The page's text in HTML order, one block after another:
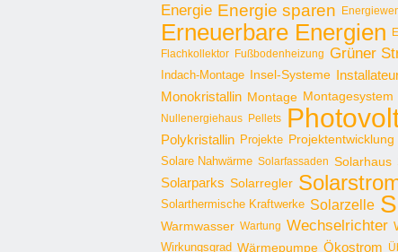
Energie Energie sparen
Erneuerbare Energien
Flachkollektor Fußbodenheizung Grüner
Indach-Montage
Insel-Systeme
Monokristallin Montage Montagesystem
Nullenergiehaus Pellets
Polykristallin Projekte Projektentwicklung
Solare Nahwärme Solarfassaden Solarhaus
Solarparks Solarregler
Solarthermische Kraftwerke Solarzelle
Warmwasser Wartung Wechselrichter
Wirkungsgrad Wärmepumpe Ökostrom